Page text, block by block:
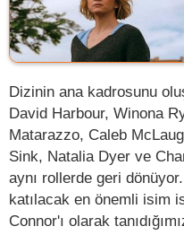
Dizinin ana kadrosunu
David Harbour, Winona
Matarazzo, Caleb
Sink, Natalia Dyer ve
aynı rollerde geri
katılacak en önemli isim
Connor'ı olarak